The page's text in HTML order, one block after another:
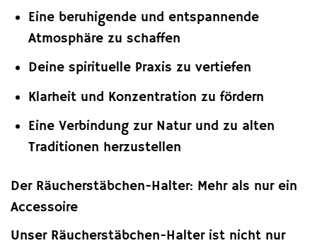
Eine beruhigende und entspannende
Atmosphäre zu schaffen
Deine spirituelle Praxis zu vertiefen
Klarheit und Konzentration zu fördern
Eine Verbindung zur Natur und zu alten
Traditionen herzustellen
Der Räucherstäbchen-Halter: Mehr als nur ein
Accessoire
Unser Räucherstäbchen-Halter ist nicht nur